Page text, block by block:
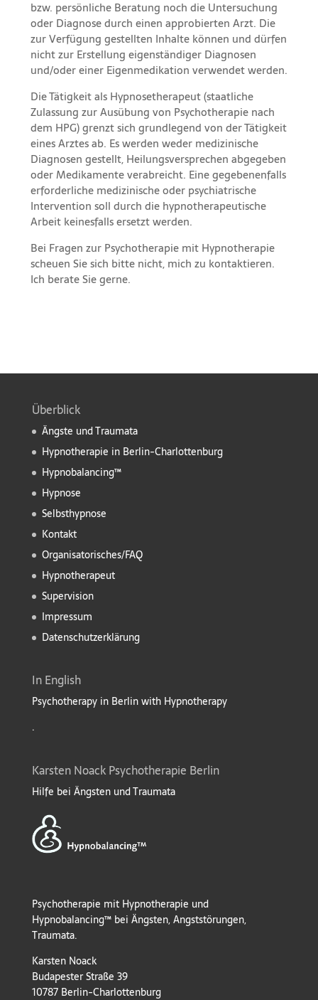
bzw. persönliche Beratung noch die Untersuchung
oder Diagnose durch einen approbierten Arzt. Die
zur Verfügung gestellten Inhalte können und dürfen
nicht zur Erstellung eigenständiger Diagnosen
und/oder einer Eigenmedikation verwendet werden.
Die Tätigkeit als Hypnosetherapeut (staatliche
Zulassung zur Ausübung von Psychotherapie nach
dem HPG) grenzt sich grundlegend von der Tätigkeit
eines Arztes ab. Es werden weder medizinische
Diagnosen gestellt, Heilungsversprechen abgegeben
oder Medikamente verabreicht. Eine gegebenenfalls
erforderliche medizinische oder psychiatrische
Intervention soll durch die hypnotherapeutische
Arbeit keinesfalls ersetzt werden.
Bei Fragen zur Psychotherapie mit Hypnotherapie
scheuen Sie sich bitte nicht, mich zu kontaktieren.
Ich berate Sie gerne.
Überblick
Ängste und Traumata
Hypnotherapie in Berlin-Charlottenburg
Hypnobalancing™
Hypnose
Selbsthypnose
Kontakt
Organisatorisches/FAQ
Hypnotherapeut
Supervision
Impressum
Datenschutzerklärung
In English
Psychotherapy in Berlin with Hypnotherapy
.
Karsten Noack Psychotherapie Berlin
Hilfe bei Ängsten und Traumata
Psychotherapie mit Hypnotherapie und
Hypnobalancing™ bei Ängsten, Angststörungen,
Traumata.
Karsten Noack
Budapester Straße 39
10787 Berlin-Charlottenburg